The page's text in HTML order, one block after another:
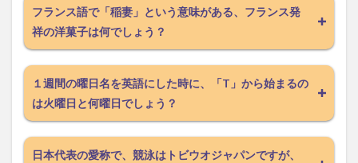
フランス語で「稲妻」という意味がある、フランス発
祥の洋菓子は何でしょう？
１週間の曜日名を英語にした時に、「T」から始まるの
は火曜日と何曜日でしょう？
日本代表の愛称で、競泳はトビウオジャパンですが、